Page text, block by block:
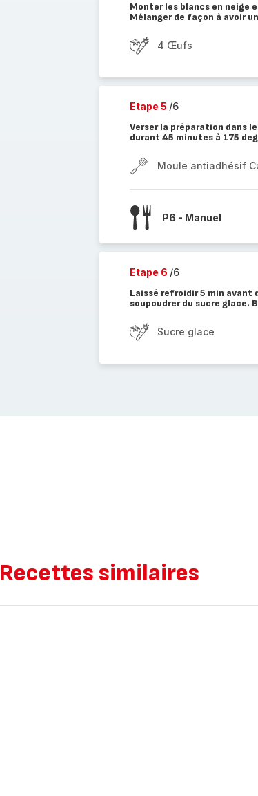
Monter les blancs en neige
Mélanger de façon à avoir
4 Œufs
Etape 5 /6
Verser la préparation dans
durant 45 minutes à 175
Moule antiadhésif
P6 - Manuel
Etape 6 /6
Laissé refroidir 5 min avant
soupoudrer du sucre glace.
Sucre glace
Recettes similaires